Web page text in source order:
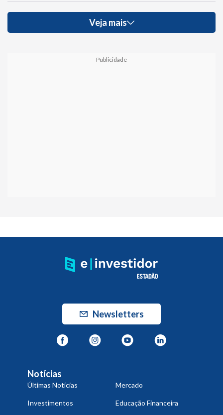
Veja mais
Publicidade
Newsletters
Notícias
Últimas Notícias Mercado
Investimentos Educação Financeira